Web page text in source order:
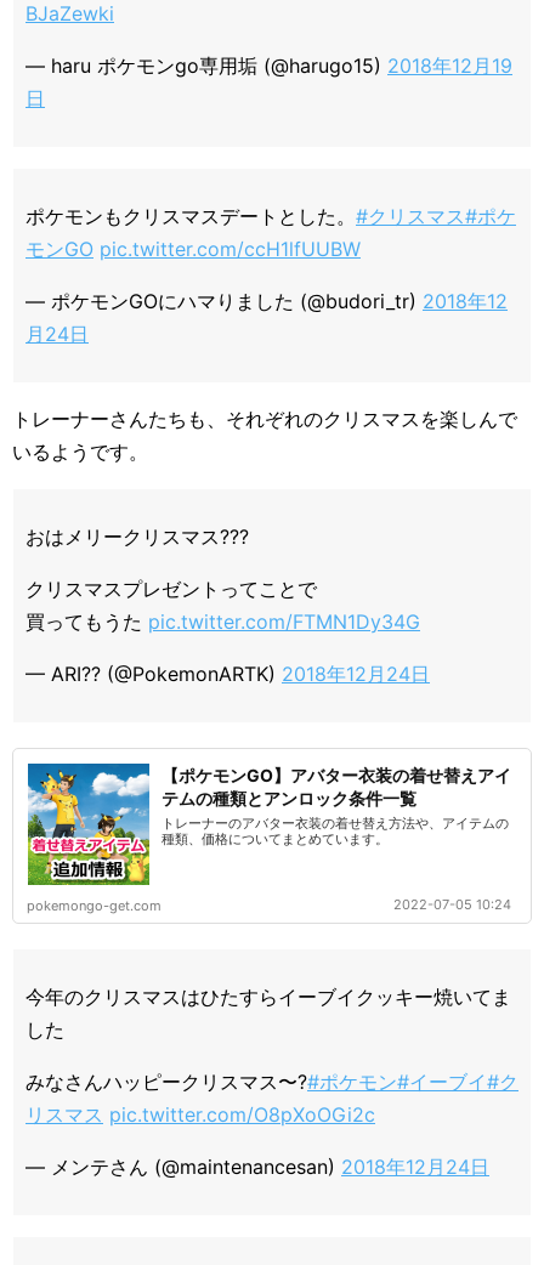
BJaZewki
— haru ポケモンgo専用垢 (@harugo15) 2018年12月19
日
ポケモンもクリスマスデートとした。 #クリスマス#ポケ
モンGO pic.twitter.com/ccH1lfUUBW
— ポケモンGOにハマりました (@budori_tr) 2018年12
月24日
トレーナーさんたちも、それぞれのクリスマスを楽しんで
いるようです。
おはメリークリスマス???
クリスマスプレゼントってことで
買ってもうた pic.twitter.com/FTMN1Dy34G
— ARI?? (@PokemonARTK) 2018年12月24日
【ポケモンGO】アバター衣装の着せ替えアイ
テムの種類とアンロック条件一覧
トレーナーのアバター衣装の着せ替え方法や、アイテムの
種類、価格についてまとめています。
pokemongo-get.com 2022-07-05 10:24
今年のクリスマスはひたすらイーブイクッキー焼いてま
した
みなさんハッピークリスマス〜?#ポケモン#イーブイ#ク
リスマス pic.twitter.com/O8pXoOGi2c
— メンテさん (@maintenancesan) 2018年12月24日